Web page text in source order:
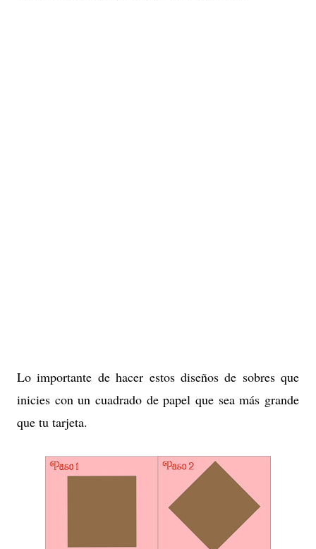
Lo importante de hacer estos diseños de sobres que
inicies con un cuadrado de papel que sea más grande
que tu tarjeta.